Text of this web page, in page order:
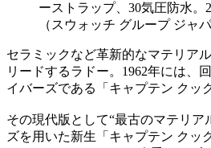
ーストラップ、30気圧防水。
（スウォッチ グループ ジャパ
セラミックなど革新的なマテリア
リードするラドー。1962年には、
イバーズである「キャプテン クッ
その現代版として“最古のマテリア
ズを用いた新生「キャプテン クッ